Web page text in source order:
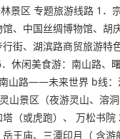
区 专题旅游线路 1．
、中国丝绸博物馆、
街、湖滨路商贸旅游
休闲美食游：南山路、
山路——未来世界 b线
景区（夜游灵山、溶
（或虎跑）、 万松书
王庙、三潭印月（ 含